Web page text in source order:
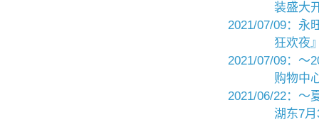
装盛大
2021/07/09：永
狂欢夜
2021/07/09：～
购物中
2021/06/22：～
湖东7